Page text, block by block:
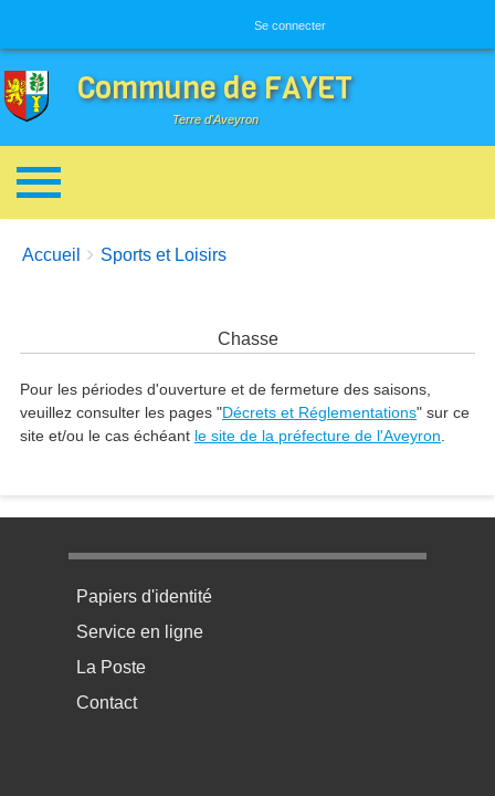
Se connecter
Commune de FAYET
Terre d'Aveyron
Breadcrumbs
You are here:
Accueil Sports et Loisirs
Chasse
Pour les périodes d'ouverture et de fermeture des saisons,
veuillez consulter les pages "Décrets et Réglementations" sur ce
site et/ou le cas échéant le site de la préfecture de l'Aveyron
Menu pratique bas de page 1
Papiers d'identité
Service en ligne
La Poste
Contact